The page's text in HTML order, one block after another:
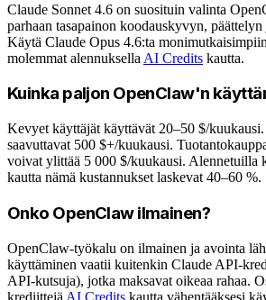
Claude Sonnet 4.6 on suosituin valinta
parhaan tasapainon koodauskyvyn,
Käytä Claude Opus 4.6:ta
molemmat alennuksella AI Credits kautta.
Kuinka paljon OpenClaw'n
Kevyet käyttäjät käyttävät 20–50 $/
saavuttavat 500 $+/kuukausi.
voivat ylittää 5 000 $/kuukausi. Alennetuilla
kautta nämä kustannukset laskevat 40–60 %.
Onko OpenClaw ilmainen?
OpenClaw-työkalu on ilmainen ja avointa
käyttäminen vaatii kuitenkin Claude API-
API-kutsuja), jotka maksavat oikeaa rahaa.
krediittejä AI Credits kautta vähentääksesi